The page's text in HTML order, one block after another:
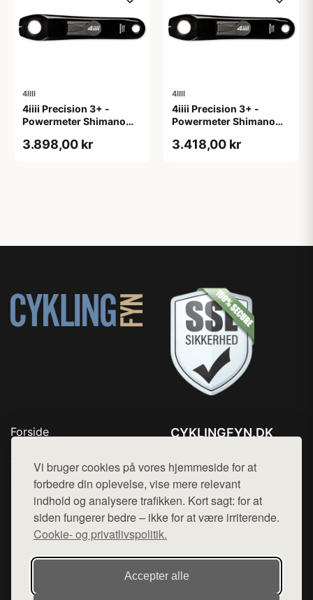
Vi bruger cookies på vores hjemmeside for at
forbedre din oplevelse, vise mere relevant
indhold og analysere trafikken. Kort sagt: for at
siden fungerer bedre – ikke for at være irriterende.
Cookie- og privatlivspolitik.
Accepter alle
4IIII
4iiii Precision 3+ -
Powermeter Shimano
side - 165mm
3.898,00 kr
4IIII
4iiii Precision 3+ -
Powermeter Shimano
side - 170mm
3.418,00 kr
Forside
Top Rabatter
Blog
Kontakt
CYKLINGFYN.DK
Mail: hej@want.dk
Cookie- og privatlivspolitik
Denne side er en del af want.dk, der udgiver en række
hjemmesider med præsentation af forskellige produkter fra